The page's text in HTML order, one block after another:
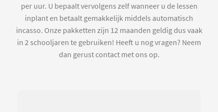
per uur. U bepaalt vervolgens zelf wanneer u de lessen
inplant en betaalt gemakkelijk middels automatisch
incasso. Onze pakketten zijn 12 maanden geldig dus vaak
in 2 schooljaren te gebruiken! Heeft u nog vragen? Neem
dan gerust contact met ons op.